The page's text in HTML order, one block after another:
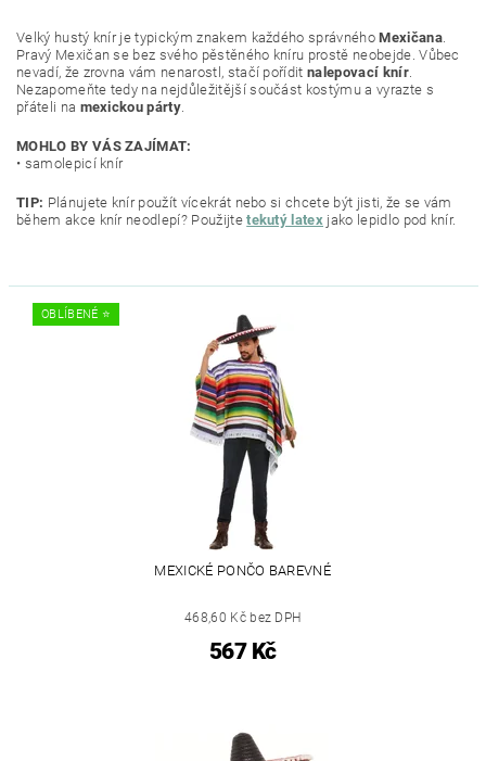
Velký hustý knír je typickým znakem každého správnéhoMexičana.
Pravý Mexičan se bez svého pěstěného kníru prostě neobejde. Vůbec
nevadí, že zrovna vám nenarostl, stačí pořídit nalepovací knír.
Nezapomeňte tedy na nejdůležitější součást kostýmu a vyrazte s
přáteli na mexickou párty.
MOHLO BY VÁS ZAJÍMAT:
• samolepicí knír
TIP: Plánujete knír použít vícekrát nebo si chcete být jisti, že se vám
během akce knír neodlepí? Použijtetekutý latex jako lepidlo pod knír.
OBLÍBENÉ ⭐️
MEXICKÉ PONČO BAREVNÉ
468,60 Kč bez DPH
567 Kč